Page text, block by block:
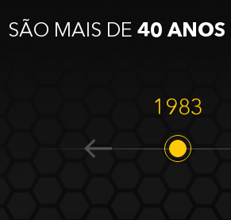
SÃO MAIS DE 40 ANOS
1983